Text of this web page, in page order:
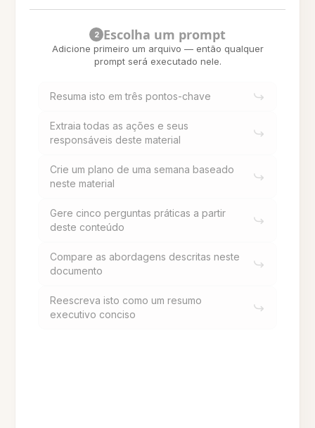
2 Escolha um prompt
Adicione primeiro um arquivo — então qualquer
prompt será executado nele.
Resuma isto em três pontos-chave
Extraia todas as ações e seus
responsáveis deste material
Crie um plano de uma semana baseado
neste material
Gere cinco perguntas práticas a partir
deste conteúdo
Compare as abordagens descritas neste
documento
Reescreva isto como um resumo
executivo conciso